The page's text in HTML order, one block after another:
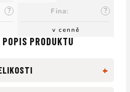
PRODUKTU
+
? ?
Fina:
v cenně